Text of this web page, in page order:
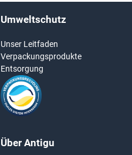
Umweltschutz
Unser Leitfaden
Verpackungsprodukte
Entsorgung
Über Antigu